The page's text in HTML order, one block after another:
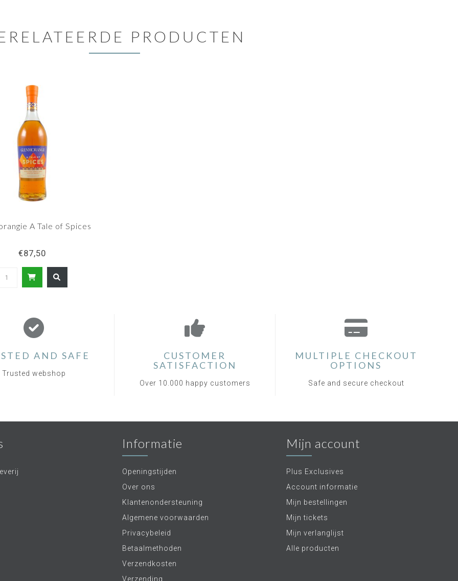
PRODUCTEN
A Tale of Spices
€87,50
AND SAFE
Trusted webshop
CUSTOMER
SATISFACTION
Over 10.000 happy customers
MULTIPLE CHECKOUT
OPTIONS
Safe and secure checkout
Informatie
Openingstijden
Over ons
Klantenondersteuning
Algemene voorwaarden
Privacybeleid
Betaalmethoden
Verzendkosten
Verzending
Mijn account
Plus Exclusives
Account informatie
Mijn bestellingen
Mijn tickets
Mijn verlanglijst
Alle producten